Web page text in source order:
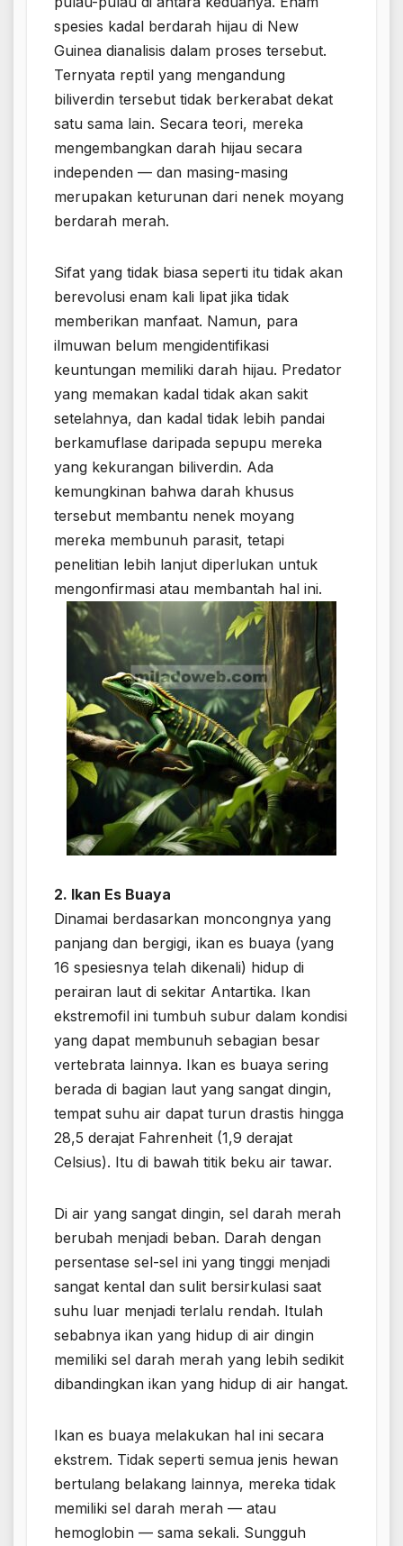
spesies kadal berdarah hijau di New
Guinea dianalisis dalam proses tersebut.
Ternyata reptil yang mengandung
biliverdin tersebut tidak berkerabat dekat
satu sama lain. Secara teori, mereka
mengembangkan darah hijau secara
independen — dan masing-masing
merupakan keturunan dari nenek moyang
berdarah merah.
Sifat yang tidak biasa seperti itu tidak akan
berevolusi enam kali lipat jika tidak
memberikan manfaat. Namun, para
ilmuwan belum mengidentifikasi
keuntungan memiliki darah hijau. Predator
yang memakan kadal tidak akan sakit
setelahnya, dan kadal tidak lebih pandai
berkamuflase daripada sepupu mereka
yang kekurangan biliverdin. Ada
kemungkinan bahwa darah khusus
tersebut membantu nenek moyang
mereka membunuh parasit, tetapi
penelitian lebih lanjut diperlukan untuk
mengonfirmasi atau membantah hal ini.
2. Ikan Es Buaya
Dinamai berdasarkan moncongnya yang
panjang dan bergigi, ikan es buaya (yang
16 spesiesnya telah dikenali) hidup di
perairan laut di sekitar Antartika. Ikan
ekstremofil ini tumbuh subur dalam kondisi
yang dapat membunuh sebagian besar
vertebrata lainnya. Ikan es buaya sering
berada di bagian laut yang sangat dingin,
tempat suhu air dapat turun drastis hingga
28,5 derajat Fahrenheit (1,9 derajat
Celsius). Itu di bawah titik beku air tawar.
Di air yang sangat dingin, sel darah merah
berubah menjadi beban. Darah dengan
persentase sel-sel ini yang tinggi menjadi
sangat kental dan sulit bersirkulasi saat
suhu luar menjadi terlalu rendah. Itulah
sebabnya ikan yang hidup di air dingin
memiliki sel darah merah yang lebih sedikit
dibandingkan ikan yang hidup di air hangat.
Ikan es buaya melakukan hal ini secara
ekstrem. Tidak seperti semua jenis hewan
bertulang belakang lainnya, mereka tidak
memiliki sel darah merah — atau
hemoglobin — sama sekali. Sungguh